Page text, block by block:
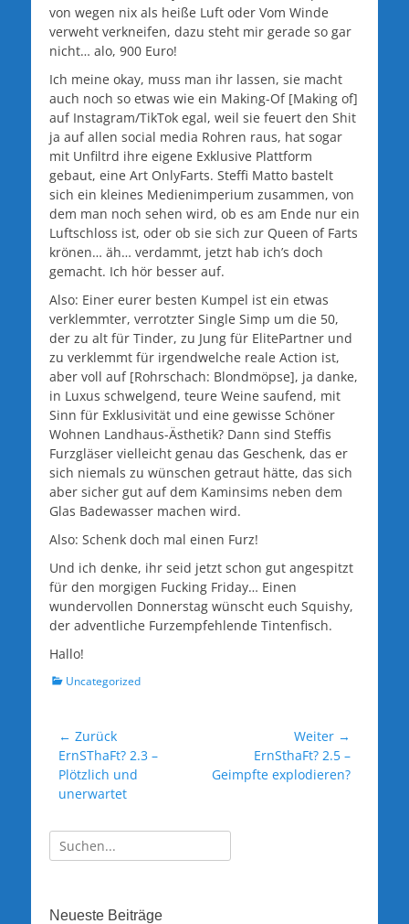
von wegen nix als heiße Luft oder Vom Winde
verweht verkneifen, dazu steht mir gerade so gar
nicht… alo, 900 Euro!
Ich meine okay, muss man ihr lassen, sie macht
auch noch so etwas wie ein Making-Of [Making of]
auf Instagram/TikTok egal, weil sie feuert den Shit
ja auf allen social media Rohren raus, hat sogar
mit Unfiltrd ihre eigene Exklusive Plattform
gebaut, eine Art OnlyFarts. Steffi Matto bastelt
sich ein kleines Medienimperium zusammen, von
dem man noch sehen wird, ob es am Ende nur ein
Luftschloss ist, oder ob sie sich zur Queen of Farts
krönen… äh… verdammt, jetzt hab ich’s doch
gemacht. Ich hör besser auf.
Also: Einer eurer besten Kumpel ist ein etwas
verklemmter, verrotzter Single Simp um die 50,
der zu alt für Tinder, zu Jung für ElitePartner und
zu verklemmt für irgendwelche reale Action ist,
aber voll auf [Rohrschach: Blondmöpse], ja danke,
in Luxus schwelgend, teure Weine saufend, mit
Sinn für Exklusivität und eine gewisse Schöner
Wohnen Landhaus-Ästhetik? Dann sind Steffis
Furzgläser vielleicht genau das Geschenk, das er
sich niemals zu wünschen getraut hätte, das sich
aber sicher gut auf dem Kaminsims neben dem
Glas Badewasser machen wird.
Also: Schenk doch mal einen Furz!
Und ich denke, ihr seid jetzt schon gut angespitzt
für den morgigen Fucking Friday… Einen
wundervollen Donnerstag wünscht euch Squishy,
der adventliche Furzempfehlende Tintenfisch.
Hallo!
Kategorien
Uncategorized
Beitragsnavigation
← Zurück
Vorheriger
Beitrag:
ErnSThaFt? 2.3 –
Plötzlich und
unerwartet
Weiter →
Nächster
Beitrag:
ErnSthaFt? 2.5 –
Geimpfte explodieren?
Suche
nach:
Neueste Beiträge